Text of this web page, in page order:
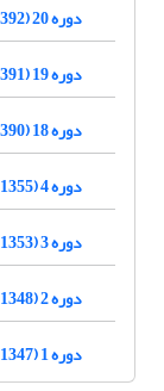
دوره 20 (1392)
دوره 19 (1391)
دوره 18 (1390)
دوره 4 (1355)
دوره 3 (1353)
دوره 2 (1348)
دوره 1 (1347)